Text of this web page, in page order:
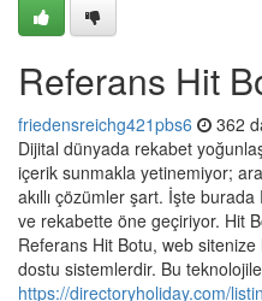
Referans Hit
friedensreichg421pbs6 362
Dijital dünyada rekabet
içerik sunmakla yetinemiyor;
akıllı çözümler şart. İşte
ve rekabette öne geçiriyor. Hit
Referans Hit Botu, web
dostu sistemlerdir. Bu
https://directoryholiday.com/